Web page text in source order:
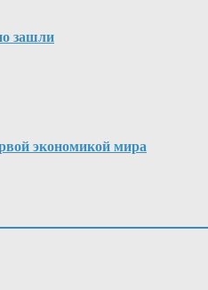
зашли
экономикой мира